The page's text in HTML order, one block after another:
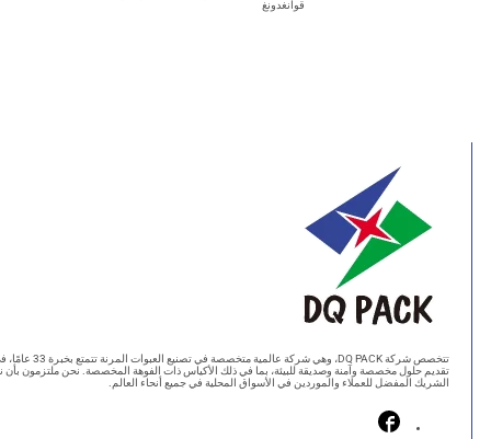
تتخصص شركة DQ PACK، وهي شركة عالمية متخصصة في تصنيع العبوات المرنة تتمتع بخبرة 33 عامًا، في
حلول مخصصة وآمنة وصديقة للبيئة، بما في ذلك الأكياس ذات الفوهة المخصصة. نحن ملتزمون بأن نكون
المفضل للعملاء والموردين في الأسواق المحلية في جميع أنحاء العالم.